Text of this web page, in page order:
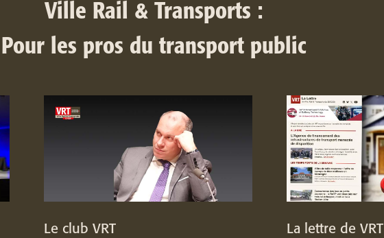
Ville Rail & Transports :
Pour les pros du transport public
Le club VRT La lettre de VRT